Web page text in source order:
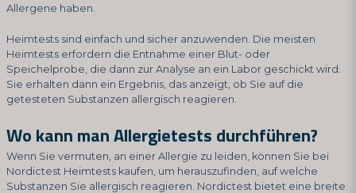
Allergene haben.
Heimtests sind einfach und sicher anzuwenden. Die meisten
Heimtests erfordern die Entnahme einer Blut- oder
Speichelprobe, die dann zur Analyse an ein Labor geschickt wird.
Sie erhalten dann ein Ergebnis, das anzeigt, ob Sie auf die
getesteten Substanzen allergisch reagieren.
Wo kann man Allergietests durchführen?
Wenn Sie vermuten, an einer Allergie zu leiden, können Sie bei
Nordictest Heimtests kaufen, um herauszufinden, auf welche
Substanzen Sie allergisch reagieren. Nordictest bietet eine breite